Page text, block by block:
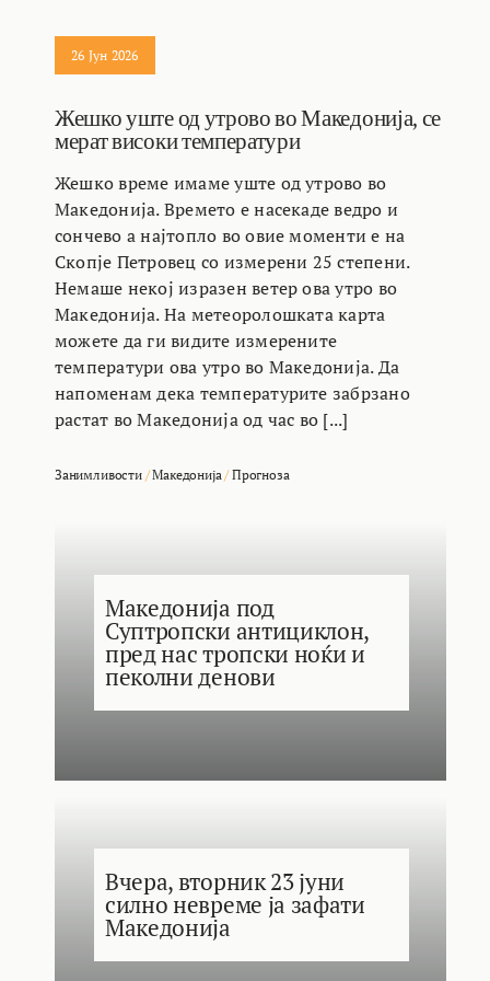
26 Јун 2026
Жешко уште од утрово во Македонија, се
мерат високи температури
Жешко време имаме уште од утрово во
Македонија. Времето е насекаде ведро и
сончево а најтопло во овие моменти е на
Скопје Петровец со измерени 25 степени.
Немаше некој изразен ветер ова утро во
Македонија. На метеоролошката карта
можете да ги видите измерените
температури ова утро во Македонија. Да
напоменам дека температурите забрзано
растат во Македонија од час во [...]
Занимливости/Македонија/Прогноза
Македонија под
Суптропски антициклон,
пред нас тропски ноќи и
пеколни денови
Вчера, вторник 23 јуни
силно невреме ја зафати
Македонија